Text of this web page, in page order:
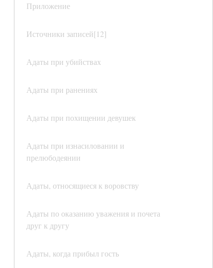
Приложение
Источники записей[12]
Адаты при убийствах
Адаты при ранениях
Адаты при похищении девушек
Адаты при изнасиловании и
прелюбодеянии
Адаты, относящиеся к воровству
Адаты по оказанию уважения и почета
друг к другу
Адаты, когда прибыл гость